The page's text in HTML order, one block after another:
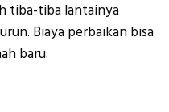
tiba-tiba lantainya
Biaya perbaikan bisa
baru.